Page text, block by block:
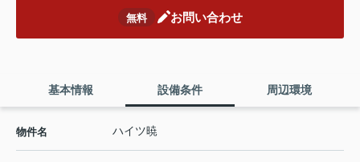
無料 お問い合わせ
基本情報 設備条件 周辺環境
物件名 ハイツ暁